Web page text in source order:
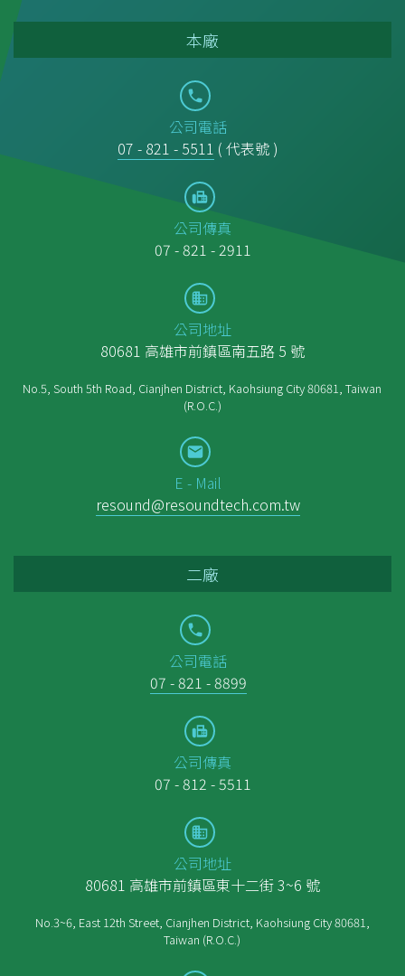
本廠
公司電話
07 - 821 - 5511 ( 代表號 )
公司傳真
07 - 821 - 2911
公司地址
80681 高雄市前鎮區南五路 5 號
No.5, South 5th Road, Cianjhen District, Kaohsiung City 80681, Taiwan
(R.O.C.)
E - Mail
resound@resoundtech.com.tw
二廠
公司電話
07 - 821 - 8899
公司傳真
07 - 812 - 5511
公司地址
80681 高雄市前鎮區東十二街 3~6 號
No.3~6, East 12th Street, Cianjhen District, Kaohsiung City 80681,
Taiwan (R.O.C.)